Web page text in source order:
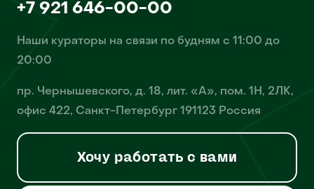
+7 921 646-00-00
Наши кураторы на связи по будням с 11:00 до
20:00
пр. Чернышевского, д. 18, лит. «А», пом. 1Н, 2ЛК,
офис 422, Санкт-Петербург 191123 Россия
Хочу работать с вами